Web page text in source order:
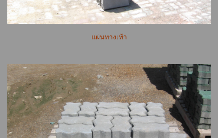
แผ่นทางเท้า